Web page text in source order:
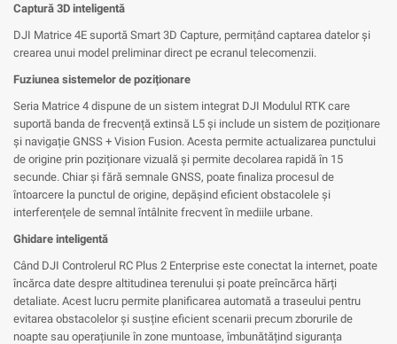
Captură 3D inteligentă
DJI Matrice 4E suportă Smart 3D Capture, permițând captarea datelor și
crearea unui model preliminar direct pe ecranul telecomenzii.
Fuziunea sistemelor de poziționare
Seria Matrice 4 dispune de un sistem integrat DJI Modulul RTK care
suportă banda de frecvență extinsă L5 și include un sistem de poziționare
și navigație GNSS + Vision Fusion. Acesta permite actualizarea punctului
de origine prin poziționare vizuală și permite decolarea rapidă în 15
secunde. Chiar și fără semnale GNSS, poate finaliza procesul de
întoarcere la punctul de origine, depășind eficient obstacolele și
interferențele de semnal întâlnite frecvent în mediile urbane.
Ghidare inteligentă
Când DJI Controlerul RC Plus 2 Enterprise este conectat la internet, poate
încărca date despre altitudinea terenului și poate preîncărca hărți
detaliate. Acest lucru permite planificarea automată a traseului pentru
evitarea obstacolelor și susține eficient scenarii precum zborurile de
noapte sau operațiunile în zone muntoase, îmbunătățind siguranța